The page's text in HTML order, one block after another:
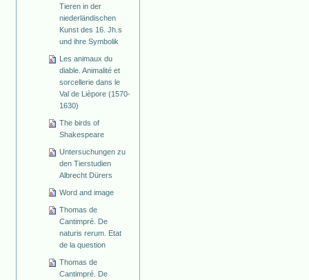
Tieren in der
niederländischen
Kunst des 16. Jh.s
und ihre Symbolik
Les animaux du
diable. Animalité et
sorcellerie dans le
Val de Lièpore (1570-
1630)
The birds of
Shakespeare
Untersuchungen zu
den Tierstudien
Albrecht Dürers
Word and image
Thomas de
Cantimpré. De
naturis rerum. Etat
de la question
Thomas de
Cantimpré. De